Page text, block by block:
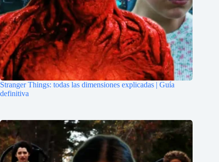
Stranger Things: todas las dimensiones explicadas | Guía
definitiva